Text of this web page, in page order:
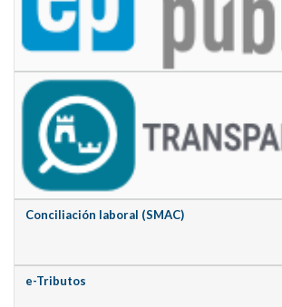
Conciliación laboral (SMAC)
e-Tributos